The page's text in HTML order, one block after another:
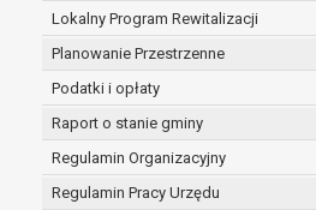
Lokalny Program Rewitalizacji
Planowanie Przestrzenne
Podatki i opłaty
Raport o stanie gminy
Regulamin Organizacyjny
Regulamin Pracy Urzędu
(merytorycznych), a
zadań zleconych
nadrzędne wobec
zawarcia i realizacji
ochrony żywotnych
dane dotyczą, lub
wykonania zadania
interesie publicznym